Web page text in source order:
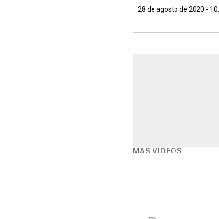
28 de agosto de 2020 -
MÁS VIDEOS